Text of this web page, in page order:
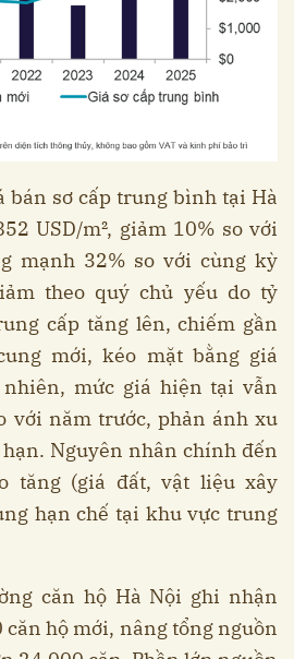
bán sơ cấp trung bình tại Hà
USD/m², giảm 10% so với
mạnh 32% so với cùng kỳ
theo quý chủ yếu do tỷ
cấp tăng lên, chiếm gần
mới, kéo mặt bằng giá
mức giá hiện tại vẫn
với năm trước, phản ánh xu
Nguyên nhân chính đến
tăng (giá đất, vật liệu xây
hạn chế tại khu vực trung
căn hộ Hà Nội ghi nhận
hộ mới, nâng tổng nguồn